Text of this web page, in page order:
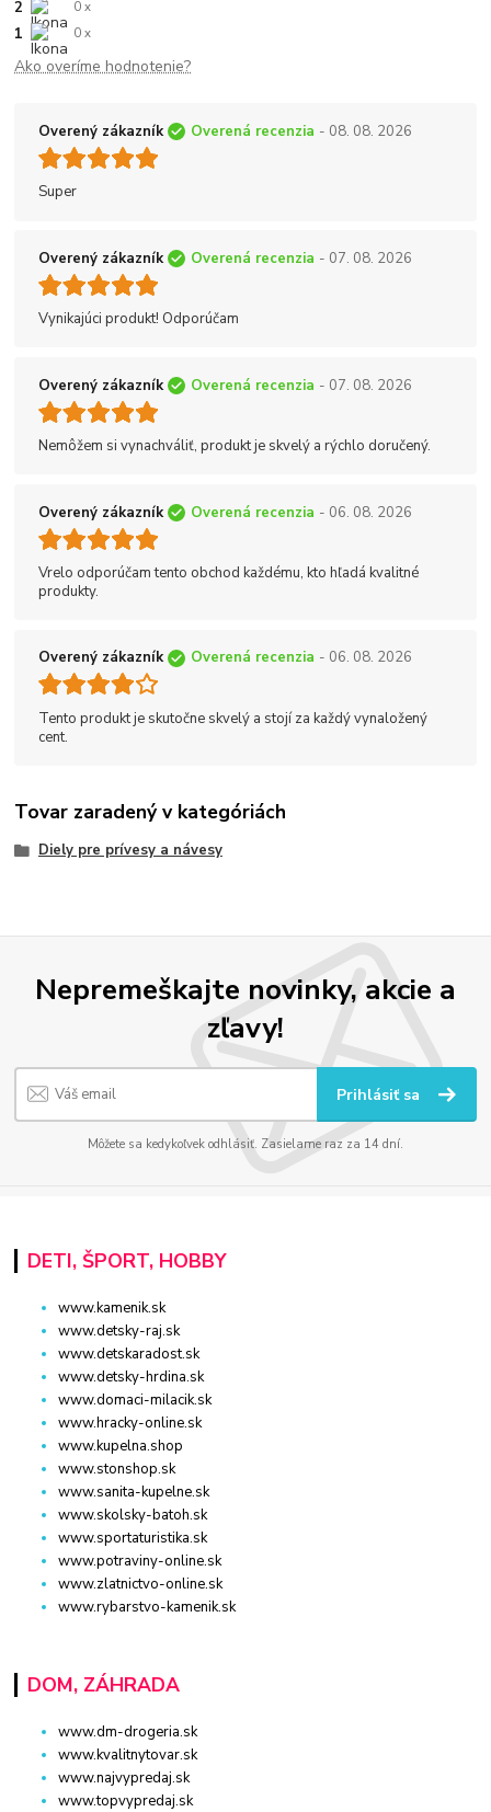
2 0 x
1 0 x
Ako overíme hodnotenie?
Overený zákazník Overená recenzia - 08. 08. 2026
Super
Overený zákazník Overená recenzia - 07. 08. 2026
Vynikajúci produkt! Odporúčam
Overený zákazník Overená recenzia - 07. 08. 2026
Nemôžem si vynachváliť, produkt je skvelý a rýchlo doručený.
Overený zákazník Overená recenzia - 06. 08. 2026
Vrelo odporúčam tento obchod každému, kto hľadá kvalitné
produkty.
Overený zákazník Overená recenzia - 06. 08. 2026
Tento produkt je skutočne skvelý a stojí za každý vynaložený
cent.
Tovar zaradený v kategóriách
Diely pre prívesy a návesy
Nepremeškajte novinky, akcie a
zľavy!
Prihlásiť sa
Môžete sa kedykoľvek odhlásiť. Zasielame raz za 14 dní.
DETI, ŠPORT, HOBBY
www.kamenik.sk
www.detsky-raj.sk
www.detskaradost.sk
www.detsky-hrdina.sk
www.domaci-milacik.sk
www.hracky-online.sk
www.kupelna.shop
www.stonshop.sk
www.sanita-kupelne.sk
www.skolsky-batoh.sk
www.sportaturistika.sk
www.potraviny-online.sk
www.zlatnictvo-online.sk
www.rybarstvo-kamenik.sk
DOM, ZÁHRADA
www.dm-drogeria.sk
www.kvalitnytovar.sk
www.najvypredaj.sk
www.topvypredaj.sk